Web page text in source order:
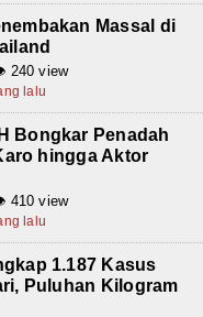
Massal di
240 view
lalu
Bongkar Penadah
hingga Aktor
410 view
lalu
1.187 Kasus
Puluhan Kilogram